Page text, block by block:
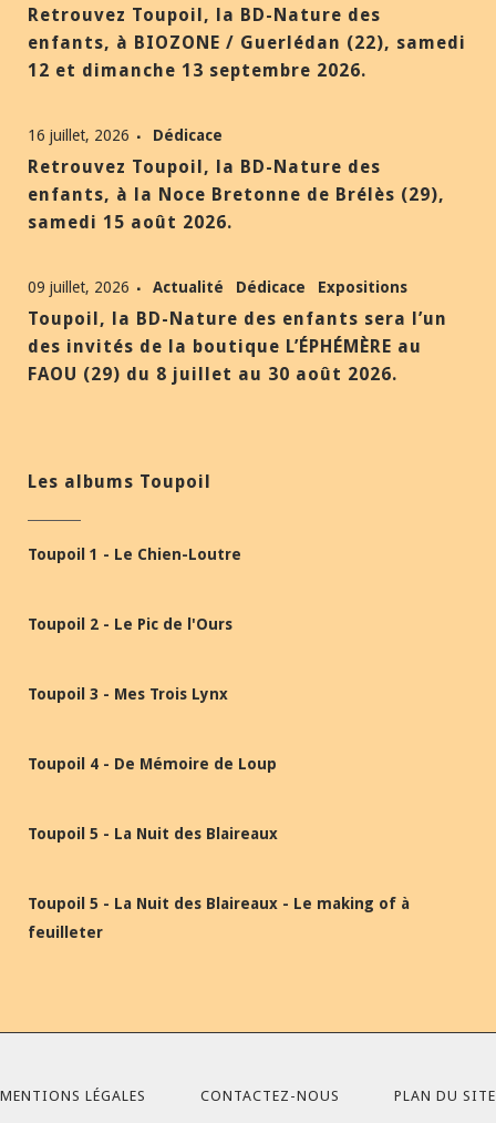
Retrouvez Toupoil, la BD-Nature des
enfants, à BIOZONE / Guerlédan (22), samedi
12 et dimanche 13 septembre 2026.
16 juillet, 2026 Dédicace
Retrouvez Toupoil, la BD-Nature des
enfants, à la Noce Bretonne de Brélès (29),
samedi 15 août 2026.
09 juillet, 2026 Actualité Dédicace Expositions
Toupoil, la BD-Nature des enfants sera l’un
des invités de la boutique L’ÉPHÉMÈRE au
FAOU (29) du 8 juillet au 30 août 2026.
Les albums Toupoil
Toupoil 1 - Le Chien-Loutre
Toupoil 2 - Le Pic de l'Ours
Toupoil 3 - Mes Trois Lynx
Toupoil 4 - De Mémoire de Loup
Toupoil 5 - La Nuit des Blaireaux
Toupoil 5 - La Nuit des Blaireaux - Le making of à
feuilleter
MENTIONS LÉGALES CONTACTEZ-NOUS PLAN DU SITE